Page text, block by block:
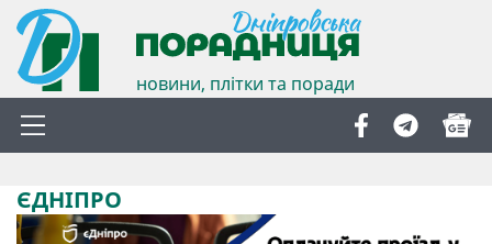
новини, плітки та поради
ЄДНІПРО